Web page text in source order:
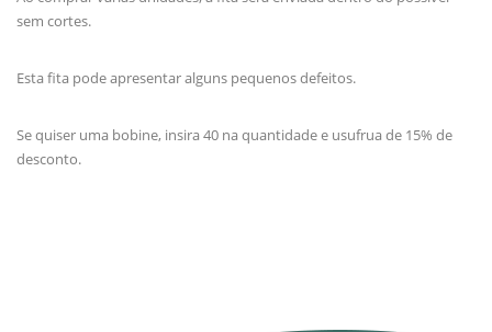
sem cortes.
Esta fita pode apresentar alguns pequenos defeitos.
Se quiser uma bobine, insira 40 na quantidade e usufrua de 15% de
desconto.